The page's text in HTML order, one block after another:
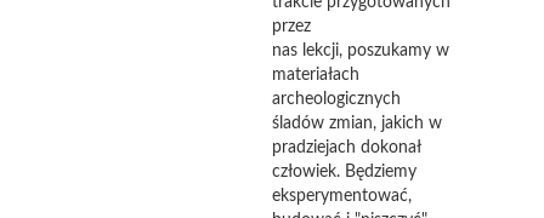
przez
nas lekcji, poszukamy w
materiałach
archeologicznych
śladów zmian, jakich w
pradziejach dokonał
człowiek. Będziemy
eksperymentować,